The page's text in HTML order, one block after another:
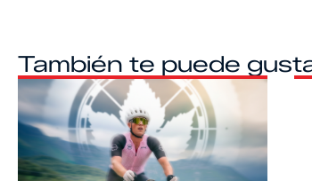
También te puede